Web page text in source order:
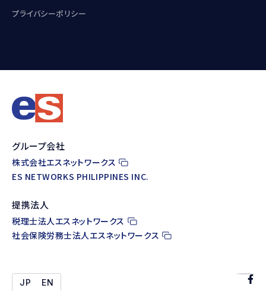
プライバシーポリシー
グループ会社
株式会社エスネットワークス
ES NETWORKS PHILIPPINES INC.
提携法人
税理士法人エスネットワークス
社会保険労務士法人エスネットワークス
JP EN